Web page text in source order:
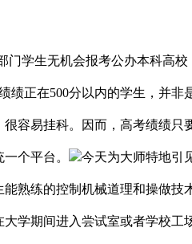
学生无机会报考公办本科高
正在500分以内的学生，并
容易挂科。因而，高考绩绩
个平台。 今天为大师特地引
熟练的控制机械道理和操做
学期间进入尝试室或者学校